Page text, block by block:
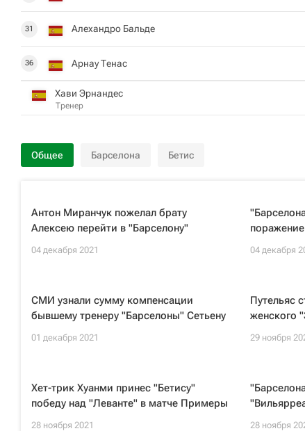
31 Алехандро Бальде
36 Арнау Тенас
Хави Эрнандес
Тренер
Общее Барселона Бетис
Антон Миранчук пожелал брату
Алексею перейти в "Барселону"
04 декабря 2021 04 декабря
СМИ узнали сумму компенсации
бывшему тренеру "Барселоны" Сетьену
01 декабря 2021
Путельяс
женского
29 ноября
Хет-трик Хуанми принес "Бетису"
победу над "Леванте" в матче Примеры
28 ноября 2021 28 ноября